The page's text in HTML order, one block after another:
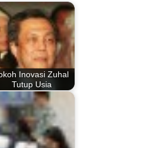
Inovasi Zuhal
Tutup Usia